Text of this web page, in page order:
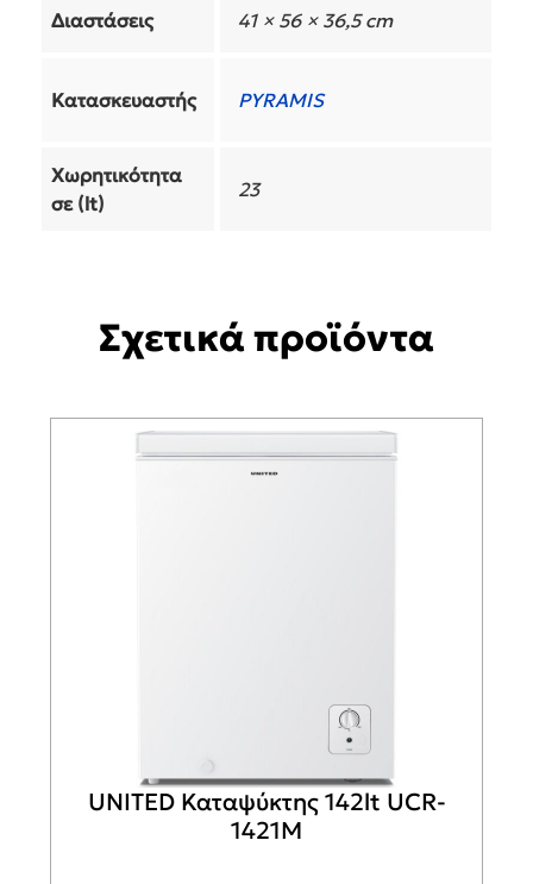
Διαστάσεις 41 × 56 × 36,5 cm
Κατασκευαστής PYRAMIS
Χωρητικότητα
σε (lt)
23
Σχετικά προϊόντα
UNITED Καταψύκτης 142lt UCR-
1421M